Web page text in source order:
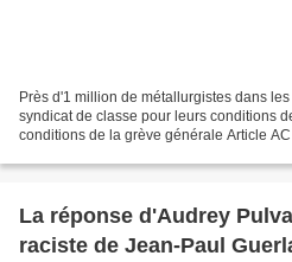
Près d'1 million de métallurgistes dans
syndicat de classe pour leurs conditions
conditions de la grève générale Article
La réponse d'Audrey
raciste de Jean-Paul